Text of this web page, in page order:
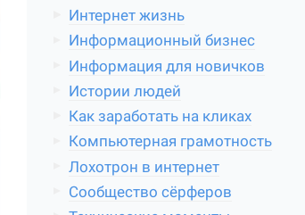
Интернет жизнь
Информационный бизнес
Информация для новичков
Истории людей
Как заработать на кликах
Компьютерная грамотность
Лохотрон в интернет
Сообщество сёрферов